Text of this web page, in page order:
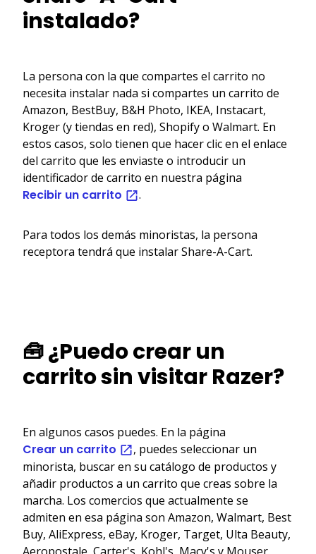
instalado?
La persona con la que compartes el carrito no
necesita instalar nada si compartes un carrito de
Amazon, BestBuy, B&H Photo, IKEA, Instacart,
Kroger (y tiendas en red), Shopify o Walmart. En
estos casos, solo tienen que hacer clic en el enlace
del carrito que les enviaste o introducir un
identificador de carrito en nuestra página
Recibir un carrito .
Para todos los demás minoristas, la persona
receptora tendrá que instalar Share-A-Cart.
🧰 ¿Puedo crear un
carrito sin visitar Razer?
En algunos casos puedes. En la página
Crear un carrito
, puedes seleccionar un
minorista, buscar en su catálogo de productos y
añadir productos a un carrito que creas sobre la
marcha. Los comercios que actualmente se
admiten en esa página son Amazon, Walmart, Best
Buy, AliExpress, eBay, Kroger, Target, Ulta Beauty,